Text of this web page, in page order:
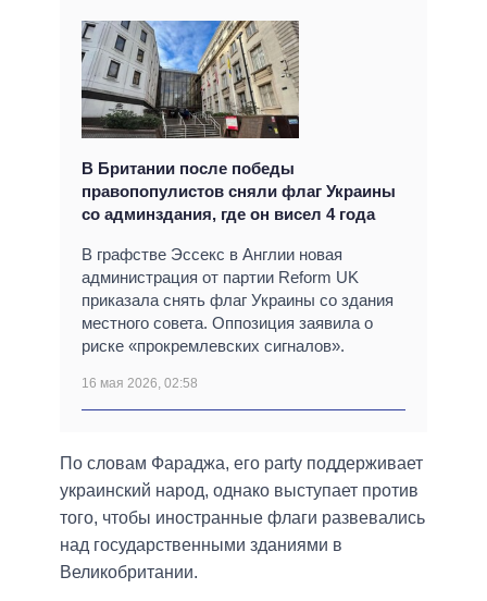
В Британии после победы
правопопулистов сняли флаг Украины
со админздания, где он висел 4 года
В графстве Эссекс в Англии новая
администрация от партии Reform UK
приказала снять флаг Украины со здания
местного совета. Оппозиция заявила о
риске «прокремлевских сигналов».
16 мая 2026, 02:58
По словам Фараджа, его party поддерживает
украинский народ, однако выступает против
того, чтобы иностранные флаги развевались
над государственными зданиями в
Великобритании.